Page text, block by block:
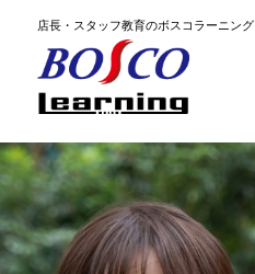
店長・スタッフ教育のボスコラーニング